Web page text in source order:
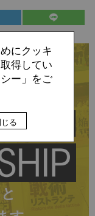
文字
にクッキ
得してい
ー」をご
る